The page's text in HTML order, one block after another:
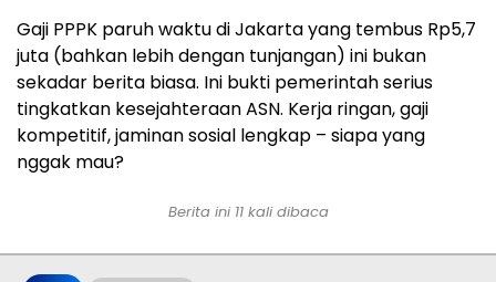
Gaji PPPK paruh waktu di Jakarta yang tembus Rp5,7
juta (bahkan lebih dengan tunjangan) ini bukan
sekadar berita biasa. Ini bukti pemerintah serius
tingkatkan kesejahteraan ASN. Kerja ringan, gaji
kompetitif, jaminan sosial lengkap – siapa yang
nggak mau?
Berita ini 11 kali dibaca